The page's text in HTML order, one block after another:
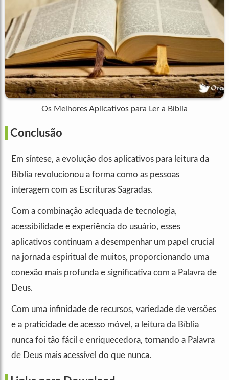
Os Melhores Aplicativos para Ler a Bíblia
Conclusão
Em síntese, a evolução dos aplicativos para leitura da
Bíblia revolucionou a forma como as pessoas
interagem com as Escrituras Sagradas.
Com a combinação adequada de tecnologia,
acessibilidade e experiência do usuário, esses
aplicativos continuam a desempenhar um papel crucial
na jornada espiritual de muitos, proporcionando uma
conexão mais profunda e significativa com a Palavra de
Deus.
Com uma infinidade de recursos, variedade de versões
e a praticidade de acesso móvel, a leitura da Bíblia
nunca foi tão fácil e enriquecedora, tornando a Palavra
de Deus mais acessível do que nunca.